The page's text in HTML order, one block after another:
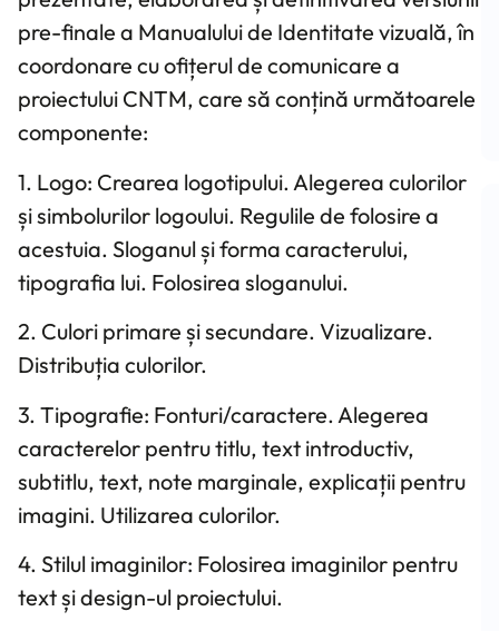
pre-finale a Manualului de Identitate vizuală, în
coordonare cu ofițerul de comunicare a
proiectului CNTM, care să conțină următoarele
componente:
1. Logo: Crearea logotipului. Alegerea culorilor
și simbolurilor logoului. Regulile de folosire a
acestuia. Sloganul și forma caracterului,
tipografia lui. Folosirea sloganului.
2. Culori primare și secundare. Vizualizare.
Distribuția culorilor.
3. Tipografie: Fonturi/caractere. Alegerea
caracterelor pentru titlu, text introductiv,
subtitlu, text, note marginale, explicații pentru
imagini. Utilizarea culorilor.
4. Stilul imaginilor: Folosirea imaginilor pentru
text și design-ul proiectului.